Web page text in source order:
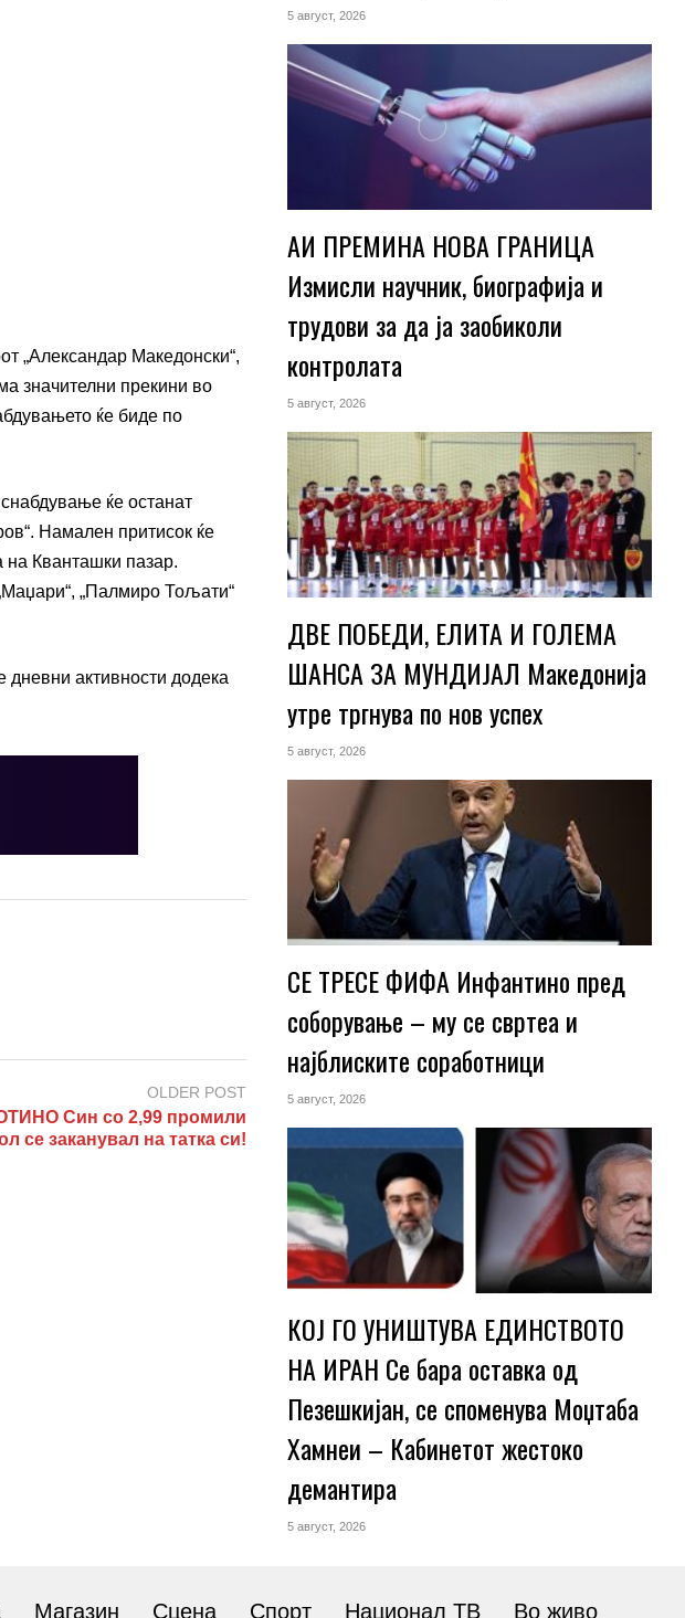
„Александар Македонски“,
значителни прекини во
ќе биде по
ќе останат
Намален притисок ќе
на Кванташки пазар.
„Палмиро Тољати“
дневни активности додека
OLDER POST
Син со 2,99 промили
се заканувал на татка си!
5 август, 2026
АИ ПРЕМИНА НОВА ГРАНИЦА
Измисли научник, биографија и
трудови за да ја заобиколи
контролата
5 август, 2026
ДВЕ ПОБЕДИ, ЕЛИТА И ГОЛЕМА
ШАНСА ЗА МУНДИЈАЛ Македонија
утре тргнува по нов успех
5 август, 2026
СЕ ТРЕСЕ ФИФА Инфантино пред
соборување – му се свртеа и
најблиските соработници
5 август, 2026
КОЈ ГО УНИШТУВА ЕДИНСТВОТО
НА ИРАН Се бара оставка од
Пезешкијан, се споменува Моџтаба
Хамнеи – Кабинетот жестоко
демантира
5 август, 2026
Магазин Сцена Спорт Национал ТВ Во живо